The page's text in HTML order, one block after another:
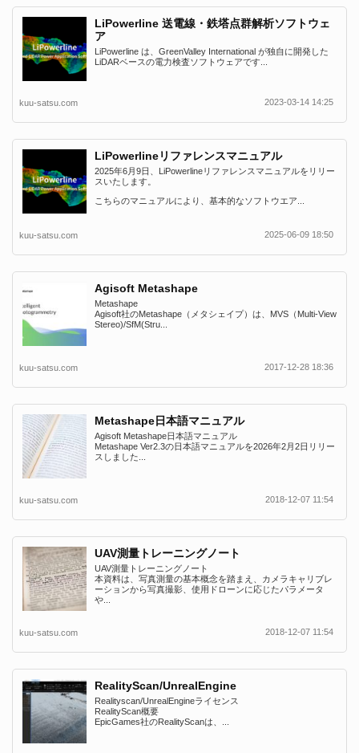
LiPowerline 送電線・鉄塔点群解析ソフトウェ
ア
LiPowerline は、GreenValley International が独自に開発した
LiDARベースの電力検査ソフトウェアです...
kuu-satsu.com 2023-03-14 14:25
LiPowerlineリファレンスマニュアル
2025年6月9日、LiPowerlineリファレンスマニュアルをリリー
スいたします。
こちらのマニュアルにより、基本的なソフトウエア...
kuu-satsu.com 2025-06-09 18:50
Agisoft Metashape
Metashape
Agisoft社のMetashape（メタシェイプ）は、MVS（Multi-View
Stereo)/SfM(Stru...
kuu-satsu.com 2017-12-28 18:36
Metashape日本語マニュアル
Agisoft Metashape日本語マニュアル
Metashape Ver2.3の日本語マニュアルを2026年2月2日リリー
スしました...
kuu-satsu.com 2018-12-07 11:54
UAV測量トレーニングノート
UAV測量トレーニングノート
本資料は、写真測量の基本概念を踏まえ、カメラキャリブレ
ーションから写真撮影、使用ドローンに応じたパラメータ
や...
kuu-satsu.com 2018-12-07 11:54
RealityScan/UnrealEngine
Realityscan/UnrealEngineライセンス
RealityScan概要
EpicGames社のRealityScanは、...